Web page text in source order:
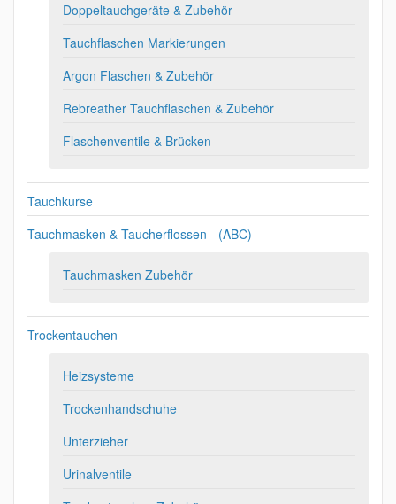
Doppeltauchgeräte & Zubehör
Tauchflaschen Markierungen
Argon Flaschen & Zubehör
Rebreather Tauchflaschen & Zubehör
Flaschenventile & Brücken
Tauchkurse
Tauchmasken & Taucherflossen - (ABC)
Tauchmasken Zubehör
Trockentauchen
Heizsysteme
Trockenhandschuhe
Unterzieher
Urinalventile